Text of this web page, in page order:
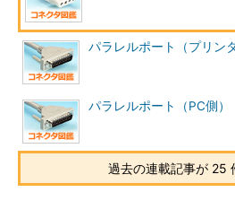
パラレルポート（プリン
パラレルポート（PC側）
過去の連載記事が 25